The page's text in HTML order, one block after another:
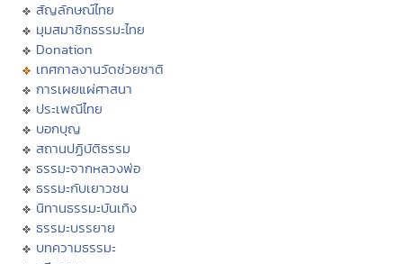
สัญลักษณ์ไทย
มุมสมาชิกธรรมะไทย
Donation
เทศกาลงานวัดช่วยชาติ
การเผยแผ่ศาสนา
ประเพณีไทย
บอกบุญ
สถานปฏิบัติธรรม
ธรรมะจากหลวงพ่อ
ธรรมะกับเยาวชน
นิทานธรรมะบันเทิง
ธรรมะบรรยาย
บทความธรรมะ